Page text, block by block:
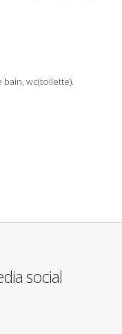
bain, wc(toilette).
social